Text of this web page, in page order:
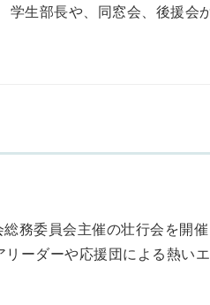
生部長や、同窓会、後援会
務委員会主催の壮行会を開
ーダーや応援団による熱い